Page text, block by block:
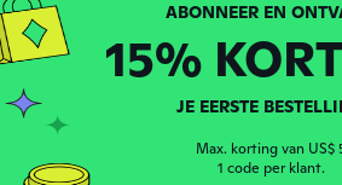
J
ongeveer 4 jaar geleden
15%
JE EERSTE
Max. korting van US$
1 code per klant.